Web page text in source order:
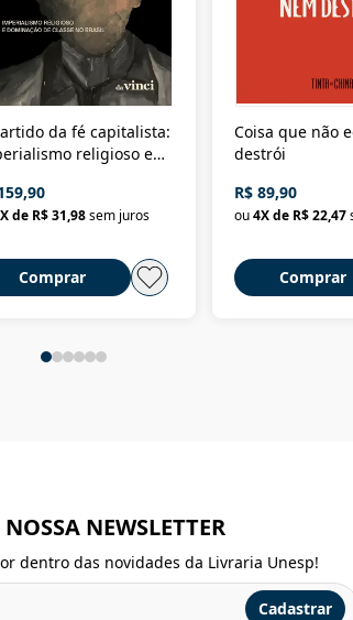
da fé capitalista:
religioso e
X de R$ 31,98sem juros
Comprar
Coisa que não
destrói
R$ 89,90
ou4X de R$ 22,47
Comprar
NEWSLETTER
dentro das novidades da Livraria Unesp!
Cadastrar